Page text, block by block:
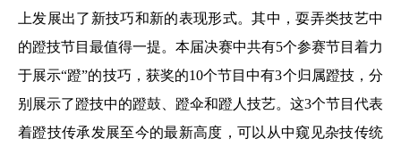
上发展出了新技巧和新的表现形式。其中，耍弄类技艺中
的蹬技节目最值得一提。本届决赛中共有5个参赛节目着力
于展示“蹬”的技巧，获奖的10个节目中有3个归属蹬技，分
别展示了蹬技中的蹬鼓、蹬伞和蹬人技艺。这3个节目代表
着蹬技传承发展至今的最新高度，可以从中窥见杂技传统